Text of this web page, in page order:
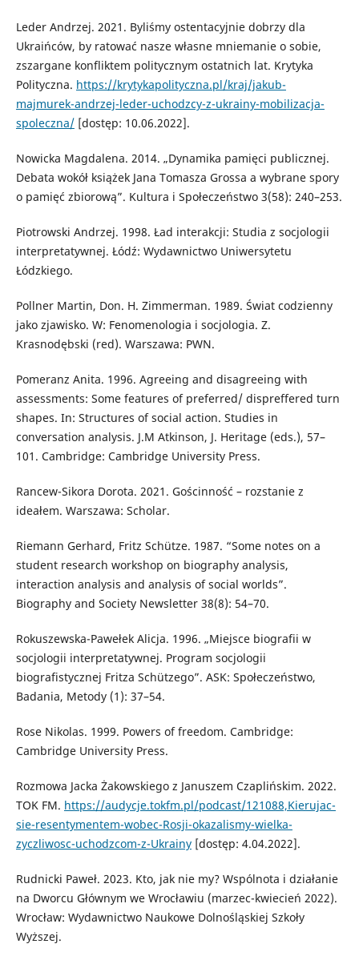
Leder Andrzej. 2021. Byliśmy ostentacyjnie dobrzy dla
Ukraińców, by ratować nasze własne mniemanie o sobie,
zszargane konfliktem politycznym ostatnich lat. Krytyka
Polityczna. https://krytykapolityczna.pl/kraj/jakub-
majmurek-andrzej-leder-uchodzcy-z-ukrainy-mobilizacja-
spoleczna/[dostęp: 10.06.2022].
Nowicka Magdalena. 2014. „Dynamika pamięci publicznej.
Debata wokół książek Jana Tomasza Grossa a wybrane spory
o pamięć zbiorową”. Kultura i Społeczeństwo 3(58): 240–253.
Piotrowski Andrzej. 1998. Ład interakcji: Studia z socjologii
interpretatywnej. Łódź: Wydawnictwo Uniwersytetu
Łódzkiego.
Pollner Martin, Don. H. Zimmerman. 1989. Świat codzienny
jako zjawisko. W: Fenomenologia i socjologia. Z.
Krasnodębski (red). Warszawa: PWN.
Pomeranz Anita. 1996. Agreeing and disagreeing with
assessments: Some features of preferred/ dispreffered turn
shapes. In: Structures of social action. Studies in
conversation analysis. J.M Atkinson, J. Heritage (eds.), 57–
101. Cambridge: Cambridge University Press.
Rancew-Sikora Dorota. 2021. Gościnność – rozstanie z
ideałem. Warszawa: Scholar.
Riemann Gerhard, Fritz Schütze. 1987. “Some notes on a
student research workshop on biography analysis,
interaction analysis and analysis of social worlds”.
Biography and Society Newsletter 38(8): 54–70.
Rokuszewska-Pawełek Alicja. 1996. „Miejsce biografii w
socjologii interpretatywnej. Program socjologii
biografistycznej Fritza Schützego”. ASK: Społeczeństwo,
Badania, Metody (1): 37–54.
Rose Nikolas. 1999. Powers of freedom. Cambridge:
Cambridge University Press.
Rozmowa Jacka Żakowskiego z Januszem Czaplińskim. 2022.
TOK FM. https://audycje.tokfm.pl/podcast/121088,Kierujac-
sie-resentymentem-wobec-Rosji-okazalismy-wielka-
zyczliwosc-uchodzcom-z-Ukrainy[dostęp: 4.04.2022].
Rudnicki Paweł. 2023. Kto, jak nie my? Wspólnota i działanie
na Dworcu Głównym we Wrocławiu (marzec-kwiecień 2022).
Wrocław: Wydawnictwo Naukowe Dolnośląskiej Szkoły
Wyższej.